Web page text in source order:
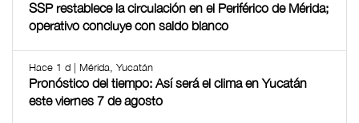
SSP restablece la circulación en el Periférico de Mérida;
operativo concluye con saldo blanco
Hace 1 d | Mérida, Yucatán
Pronóstico del tiempo: Así será el clima en Yucatán
este viernes 7 de agosto